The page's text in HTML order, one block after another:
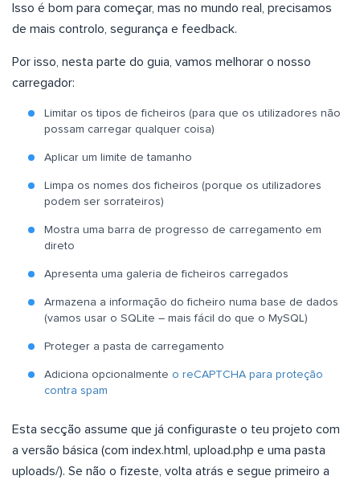
Isso é bom para começar, mas no mundo real, precisamos
de mais controlo, segurança e feedback.
Por isso, nesta parte do guia, vamos melhorar o nosso
carregador:
Limitar os tipos de ficheiros (para que os utilizadores não
possam carregar qualquer coisa)
Aplicar um limite de tamanho
Limpa os nomes dos ficheiros (porque os utilizadores
podem ser sorrateiros)
Mostra uma barra de progresso de carregamento em
direto
Apresenta uma galeria de ficheiros carregados
Armazena a informação do ficheiro numa base de dados
(vamos usar o SQLite – mais fácil do que o MySQL)
Proteger a pasta de carregamento
Adiciona opcionalmente o reCAPTCHA para proteção
contra spam
Esta secção assume que já configuraste o teu projeto com
a versão básica (com index.html, upload.php e uma pasta
uploads/). Se não o fizeste, volta atrás e segue primeiro a